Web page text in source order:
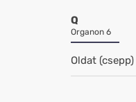
Q
Organon 6
Oldat (csepp)